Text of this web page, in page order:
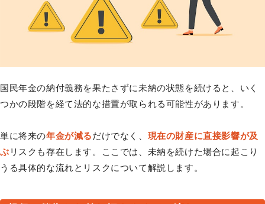
国民年金の納付義務を果たさずに未納の状態を続けると、いく
つかの段階を経て法的な措置が取られる可能性があります。
単に将来の年金が減るだけでなく、 現在の財産に直接影響が及
ぶ リスクも存在します。ここでは、未納を続けた場合に起こり
うる具体的な流れとリスクについて解説します。